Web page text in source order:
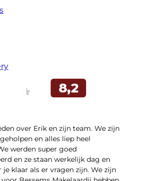
over Erik en zijn team. We zijn
en alles liep heel
werden super goed
en ze staan werkelijk dag en
je klaar als er vragen zijn. We zijn